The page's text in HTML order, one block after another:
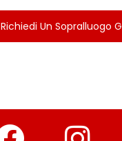
Richiedi Un Sopralluogo